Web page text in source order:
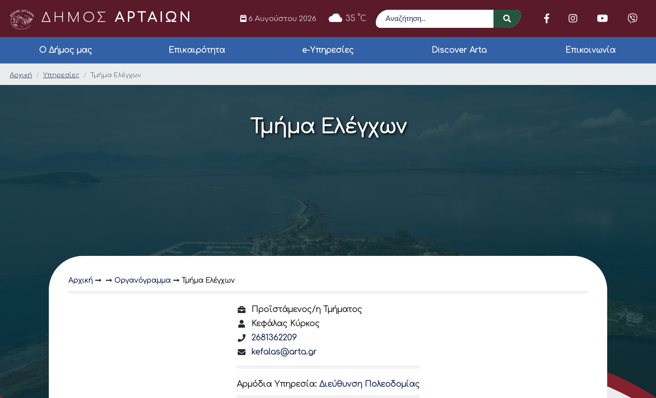
ΔΗΜΟΣ ΑΡΤΑΙΩΝ 6 Αυγούστου 2026 35 °C
Αναζήτηση
Ο Δήμος μας Επικαιρότητα e-Υπηρεσίες Discover Arta Επικοινωνία
Τμήμα Ελέγχων
Αρχική Υπηρεσίες Τμήμα Ελέγχων
Τμήμα Ελέγχων
Αρχική Οργανόγραμμα Τμήμα Ελέγχων
Προϊστάμενος/η Τμήματος
Κεφάλας Κύρκος
2681362209
kefalas@arta.gr
Αρμόδια Υπηρεσία: Διεύθυνση Πολεοδομίας